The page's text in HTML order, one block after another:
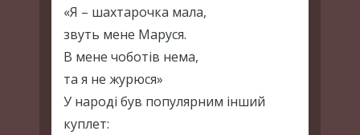
«Я – шахтарочка мала,
звуть мене Маруся.
В мене чоботів нема,
та я не журюся»
У народі був популярним інший
куплет: